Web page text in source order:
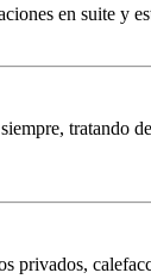
en suite y
tratando